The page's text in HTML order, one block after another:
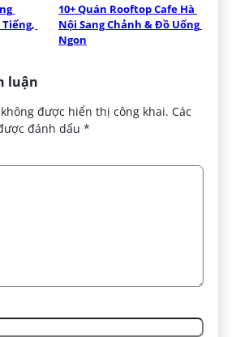
10+ Quán Rooftop Cafe Hà
Nội Sang Chảnh & Đồ Uống
Ngon
luận
được hiển thị công khai. Các
đánh dấu*